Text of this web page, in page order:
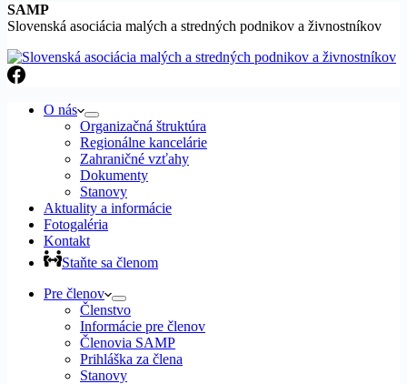
SAMP
Slovenská asociácia malých a stredných podnikov a živnostníkov
O nás
Organizačná štruktúra
Regionálne kancelárie
Zahraničné vzťahy
Dokumenty
Stanovy
Aktuality a informácie
Fotogaléria
Kontakt
Staňte sa členom
Pre členov
Členstvo
Informácie pre členov
Členovia SAMP
Prihláška za člena
Stanovy